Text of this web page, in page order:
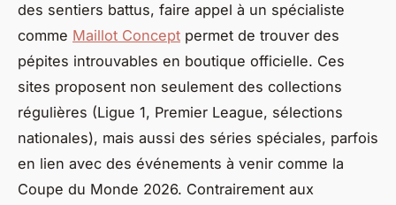
des sentiers battus, faire appel à un spécialiste
comme Maillot Concept permet de trouver des
pépites introuvables en boutique officielle. Ces
sites proposent non seulement des collections
régulières (Ligue 1, Premier League, sélections
nationales), mais aussi des séries spéciales, parfois
en lien avec des événements à venir comme la
Coupe du Monde 2026. Contrairement aux